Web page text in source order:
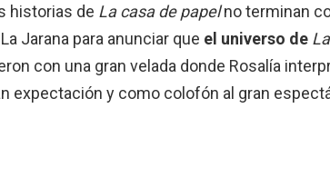
historias de La casa de papelno terminan
Jarana para anunciar que el universo de
con una gran velada donde Rosalía
expectación y como colofón al gran